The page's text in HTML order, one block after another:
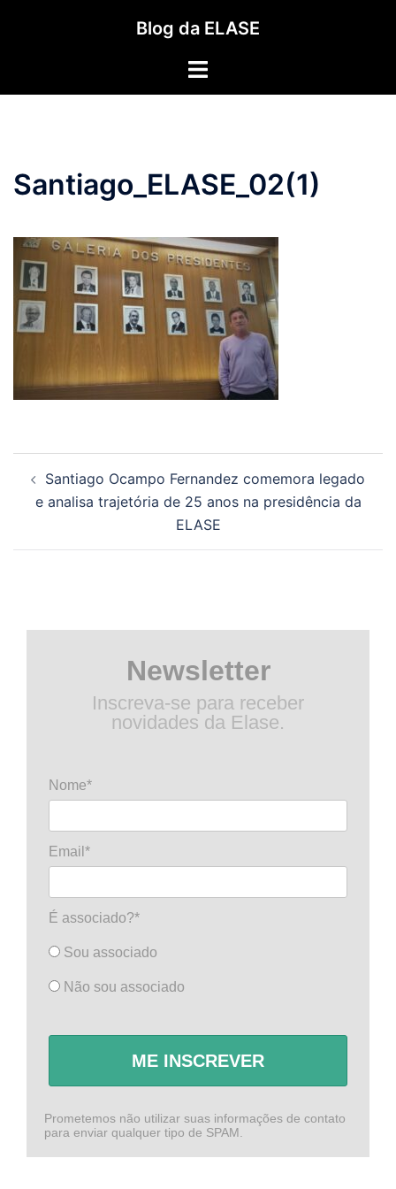
Blog da ELASE
Toggle
Santiago_ELASE_02(1)
de
posts
Santiago Ocampo Fernandez comemora legado
e analisa trajetória de 25 anos na presidência da
ELASE
Newsletter
Inscreva-se para receber
novidades da Elase.
Nome*
Email*
É associado?*
Sou associado
Não sou associado
ME INSCREVER
Prometemos não utilizar suas informações de contato
para enviar qualquer tipo de SPAM.